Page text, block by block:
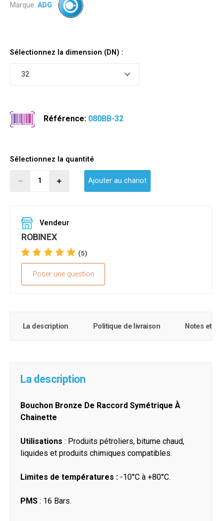
Marque: ADG
Sélectionnez la dimension (DN) :
32
Référence: 080BB-32
Sélectionnez la quantité
Ajouter au chariot
Vendeur
ROBINEX
(5)
Poser une question
La description Politique de livraison Notes et
La description
Bouchon Bronze De Raccord Symétrique À
Chainette
Utilisations : Produits pétroliers, bitume chaud,
liquides et produits chimiques compatibles.
Limites de températures : -10°C à +80°C.
PMS : 16 Bars.